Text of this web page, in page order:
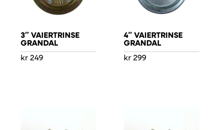
3″ VAIERTRINSE
GRANDAL
kr 249
4″ VAIERTRINSE
GRANDAL
kr 299